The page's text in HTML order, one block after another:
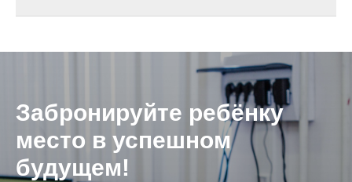
Забронируйте ребёнку
место в успешном
будущем!